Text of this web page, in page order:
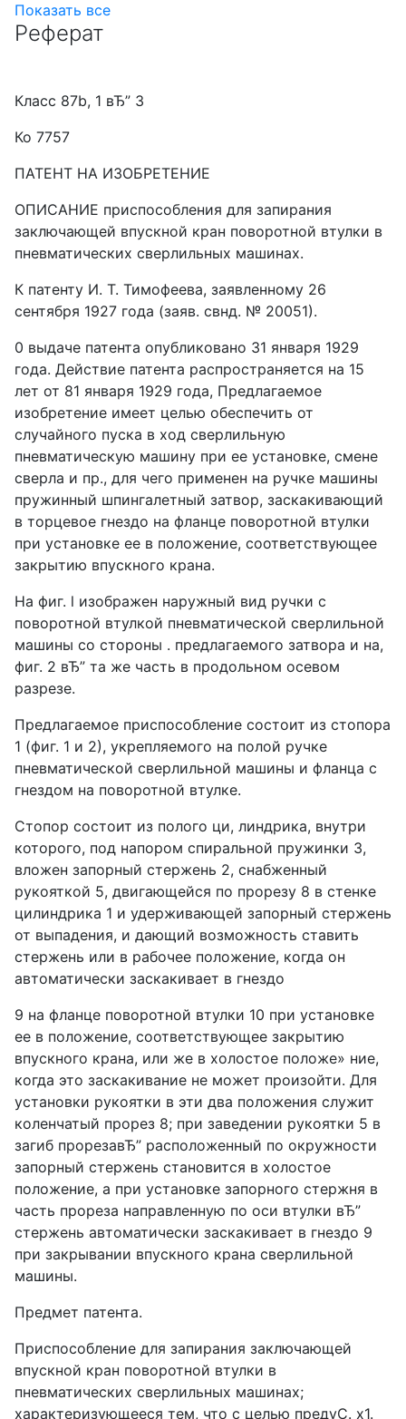
Показать все
Реферат
Класс 87b, 1 вЂ” 3
Ко 7757
ПАТЕНТ НА ИЗОБРЕТЕНИЕ
ОПИСАНИЕ приспособления для запирания
заключающей впускной кран поворотной втулки в
пневматических сверлильных машинах.
К патенту И. Т. Тимофеева, заявленному 26
сентября 1927 года (заяв. свнд. № 20051).
0 выдаче патента опубликовано 31 января 1929
года. Действие патента распространяется на 15
лет от 81 января 1929 года, Предлагаемое
изобретение имеет целью обеспечить от
случайного пуска в ход сверлильную
пневматическую машину при ее установке, смене
сверла и пр., для чего применен на ручке машины
пружинный шпингалетный затвор, заскакивающий
в торцевое гнездо на фланце поворотной втулки
при установке ее в положение, соответствующее
закрытию впускного крана.
На фиг. l изображен наружный вид ручки с
поворотной втулкой пневматической сверлильной
машины со стороны . предлагаемого затвора и на,
фиг. 2 вЂ” та же часть в продольном осевом
разрезе.
Предлагаемое приспособление состоит из стопора
1 (фиг. 1 и 2), укрепляемого на полой ручке
пневматической сверлильной машины и фланца с
гнездом на поворотной втулке.
Стопор состоит из полого ци, линдрика, внутри
которого, под напором спиральной пружинки 3,
вложен запорный стержень 2, снабженный
рукояткой 5, двигающейся по прорезу 8 в стенке
цилиндрика 1 и удерживающей запорный стержень
от выпадения, и дающий возможность ставить
стержень или в рабочее положение, когда он
автоматически заскакивает в гнездо
9 на фланце поворотной втулки 10 при установке
ее в положение, соответствующее закрытию
впускного крана, или же в холостое положе» ние,
когда это заскакивание не может произойти. Для
установки рукоятки в эти два положения служит
коленчатый прорез 8; при заведении рукоятки 5 в
загиб прорезавЂ” расположенный по окружности
запорный стержень становится в холостое
положение, а при установке запорного стержня в
часть прореза направленную по оси втулки вЂ”
стержень автоматически заскакивает в гнездо 9
при закрывании впускного крана сверлильной
машины.
Предмет патента.
Приспособление для запирания заключающей
впускной кран поворотной втулки в
пневматических сверлильных машинах;
характеризующееся тем, что с целью предуС. х1.